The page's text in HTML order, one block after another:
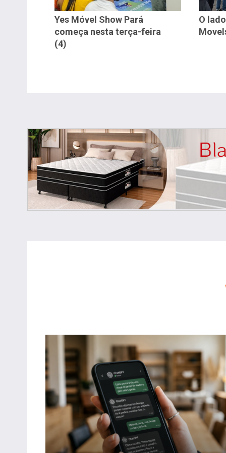
Yes Móvel Show Pará
começa nesta terça-feira
(4)
O